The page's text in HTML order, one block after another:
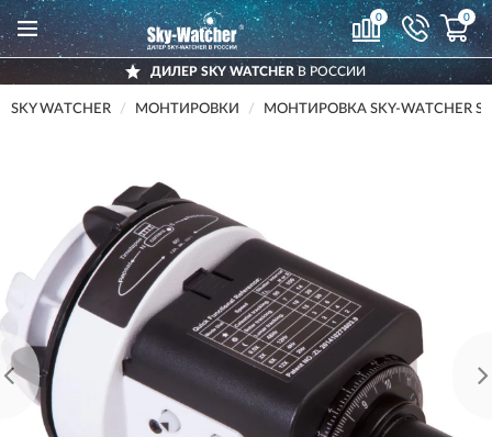
0 0
ДИЛЕР SKY WATCHERВ РОССИИ
SKY WATCHER МОНТИРОВКИ МОНТИРОВКА SKY-WATCHER